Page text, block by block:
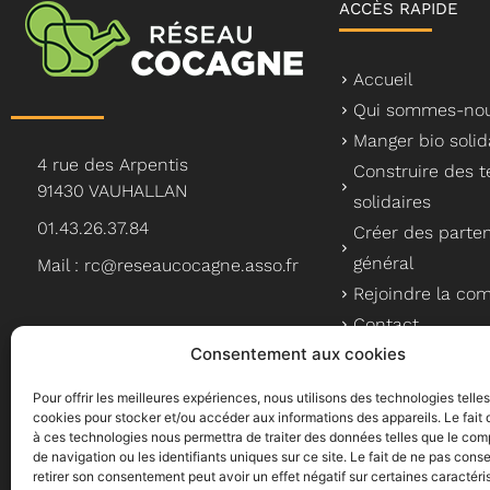
Consentement aux cookies
Pour offrir les meilleures expériences, nous utilisons des technologies
cookies pour stocker et/ou accéder aux informations des appareils. Le fait
à ces technologies nous permettra de traiter des données telles que le
de navigation ou les identifiants uniques sur ce site. Le fait de ne pas
retirer son consentement peut avoir un effet négatif sur certaines
4 rue des Arpentis
91430 VAUHALLAN
01.43.26.37.84
Mail : rc@reseaucocagne.asso.fr
ACCÈS RAPIDE
Accueil
Qui sommes-
Manger bio
Construire des
solidaires
Créer des
général
Rejoindre la
Contact
Le Réseau Cocagne,